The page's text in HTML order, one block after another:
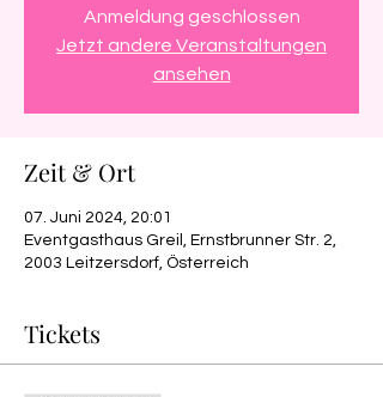
Anmeldung geschlossen
Jetzt andere Veranstaltungen
ansehen
Zeit & Ort
07. Juni 2024, 20:01
Eventgasthaus Greil, Ernstbrunner Str. 2,
2003 Leitzersdorf, Österreich
Tickets